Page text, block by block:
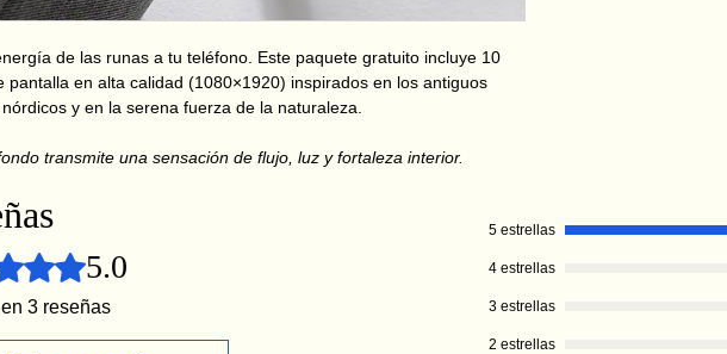
de las runas a tu teléfono. Este paquete gratuito incluye 10
pantalla en alta calidad (1080×1920) inspirados en los antiguos
y en la serena fuerza de la naturaleza.
transmite una sensación de flujo, luz y fortaleza interior.
de 5 estrellas.
5.0
3 reseñas
5 estrellas
4 estrellas
3 estrellas
2 estrellas